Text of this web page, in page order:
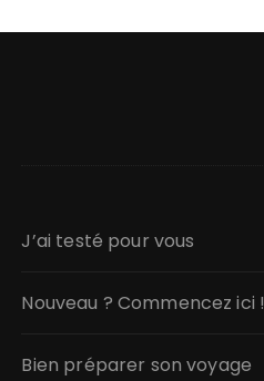
J’ai testé pour vous
Nouveau ? Commencez ici !
Bien préparer son voyage